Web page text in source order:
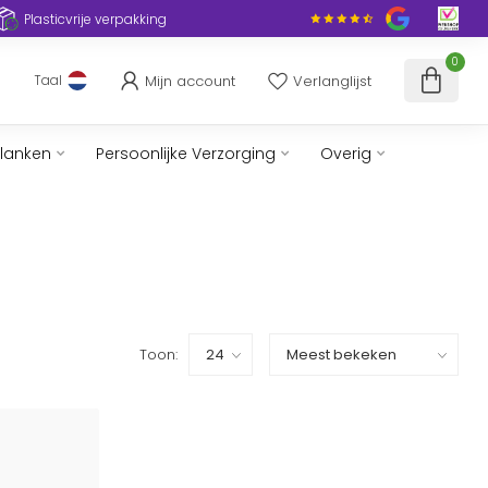
Plasticvrije verpakking
Taal Mijn account Verlanglijst
0
Persoonlijke Verzorging Overig
Toon: